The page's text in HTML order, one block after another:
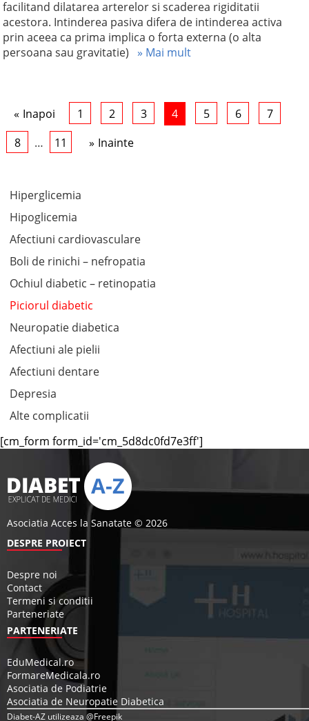
facilitand dilatarea arterelor si scaderea rigiditatii
acestora. Intinderea pasiva difera de intinderea activa
prin aceea ca prima implica o forta externa (o alta
persoana sau gravitatie) » Mai mult
Inapoi 1 2 3 4 5 6
7
8
… 11 Inainte
Hiperglicemia
Hipoglicemia
Afectiuni cardiovasculare
Boli de rinichi – nefropatia
Ochiul diabetic – retinopatia
Piciorul diabetic
Neuropatie diabetica
Afectiuni ale pielii
Afectiuni dentare
Depresia
Alte complicatii
[cm_form form_id='cm_5d8dc0fd7e3ff']
Asociatia Acces la Sanatate © 2026
DESPRE PROIECT
Despre noi
Contact
Termeni si conditii
Parteneriate
PARTENERIATE
EduMedical.ro
FormareMedicala.ro
Asociatia de Podiatrie
Asociatia de Neuropatie Diabetica
Diabet-AZ utilizeaza @Freepik